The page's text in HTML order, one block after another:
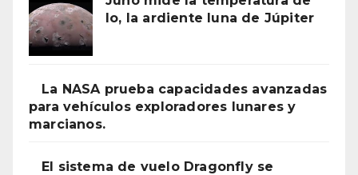
Io, la ardiente luna de Júpiter
La NASA prueba capacidades avanzadas
para vehículos exploradores lunares y
marcianos.
El sistema de vuelo Dragonfly se